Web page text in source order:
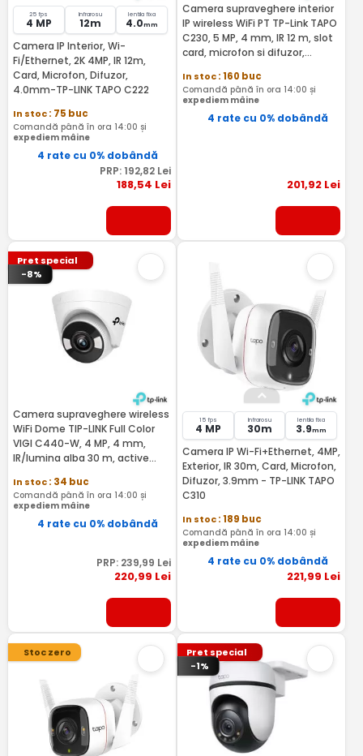
25 fps
4 MP
Infrarosu
12m
lentila fixa
4.0mm
Camera IP Interior, Wi-
Fi/Ethernet, 2K 4MP, IR 12m,
Card, Microfon, Difuzor,
4.0mm-TP-LINK TAPO C222
In stoc: 75 buc
Comandă până în ora 14:00 și
expediem mâine
4 rate cu 0% dobândă
PRP: 192,82Lei
188,54 Lei
Camera supraveghere interior
IP wireless WiFi PT TP-Link TAPO
C230, 5 MP, 4 mm, IR 12 m, slot
card, microfon si difuzor,
In stoc: 160 buc
Comandă până în ora 14:00 și
expediem mâine
4 rate cu 0% dobândă
201,92 Lei
Pret special
-8%
Camera supraveghere wireless
WiFi Dome TIP-LINK Full Color
VIGI C440-W, 4 MP, 4 mm,
IR/lumina alba 30 m, active
slot card, vizualizare de pe
telefon, detectie persoane
In stoc: 34 buc
Comandă până în ora 14:00 și
expediem mâine
4 rate cu 0% dobândă
PRP: 239,99 Lei
220,99 Lei
15 fps
4 MP
Infrarosu
30m
lentila fixa
3.9mm
Camera IP Wi-Fi+Ethernet, 4MP,
Exterior, IR 30m, Card, Microfon,
Difuzor, 3.9mm - TP-LINK TAPO
C310
In stoc: 189 buc
Comandă până în ora 14:00 și
expediem mâine
4 rate cu 0% dobândă
221,99 Lei
Stoc zero
Pret special
-1%